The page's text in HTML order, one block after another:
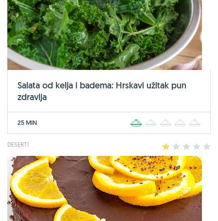
Salata od kelja i badema: Hrskavi užitak pun
zdravlja
25 MIN 2 3 4
DESERTI 2 3 4